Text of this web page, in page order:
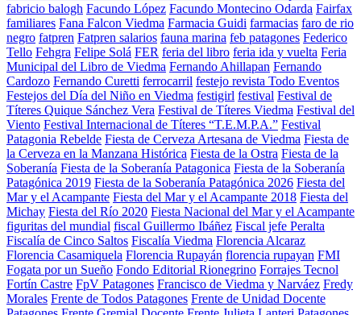
fabricio balogh Facundo López Facundo Montecino Odarda Fairfax
familiares Fana Falcon Viedma Farmacia Guidi farmacias faro de rio
negro fatpren Fatpren salarios fauna marina feb patagones Federico
Tello Fehgra Felipe Solá FER feria del libro feria ida y vuelta Feria
Municipal del Libro de Viedma Fernando Ahillapan Fernando
Cardozo Fernando Curetti ferrocarril festejo revista Todo Eventos
Festejos del Día del Niño en Viedma festigirl festival Festival de
Títeres Quique Sánchez Vera Festival de Títeres Viedma Festival del
Viento Festival Internacional de Títeres “T.E.M.P.A.” Festival
Patagonia Rebelde Fiesta de Cerveza Artesana de Viedma Fiesta de
la Cerveza en la Manzana Histórica Fiesta de la Ostra Fiesta de la
Soberanía Fiesta de la Soberanía Patagonica Fiesta de la Soberanía
Patagónica 2019 Fiesta de la Soberanía Patagónica 2026 Fiesta del
Mar y el Acampante Fiesta del Mar y el Acampante 2018 Fiesta del
Michay Fiesta del Río 2020 Fiesta Nacional del Mar y el Acampante
figuritas del mundial fiscal Guillermo Ibáñez Fiscal jefe Peralta
Fiscalía de Cinco Saltos Fiscalía Viedma Florencia Alcaraz
Florencia Casamiquela Florencia Rupayán florencia rupayan FMI
Fogata por un Sueño Fondo Editorial Rionegrino Forrajes Tecnol
Fortín Castre FpV Patagones Francisco de Viedma y Narváez Fredy
Morales Frente de Todos Patagones Frente de Unidad Docente